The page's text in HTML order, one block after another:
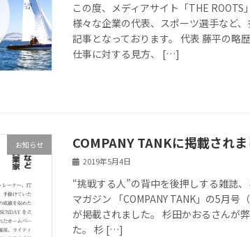
この度、メディアサイト「THE ROOTS
様々な企業の代表、スポーツ選手など
記事となっております。 代表 藤平の略
仕事に対する見方、 […]
お知らせ COMPANY TANKに掲載され
2019年5月4日
“挑戦する人”の背中を後押しする雑誌
マガジン 「COMPANY TANK」の5月号
が掲載されました。 杉田かおるさんが
た。 杉 […]